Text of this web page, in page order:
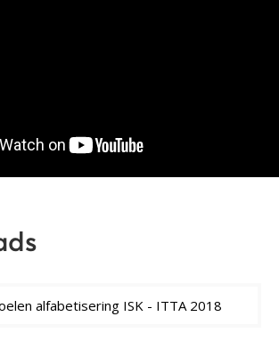
alfabetisering ISK - ITTA 2018